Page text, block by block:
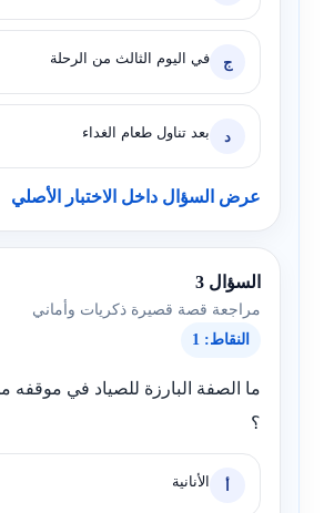
ج في اليوم الثالث من الرحلة
د بعد تناول طعام الغداء
عرض السؤال داخل الاختبار الأصلي
السؤال 3
مراجعة قصة قصيرة ذكريات وأماني
النقاط: 1
ما الصفة البارزة للصياد في
؟
أ الأنانية